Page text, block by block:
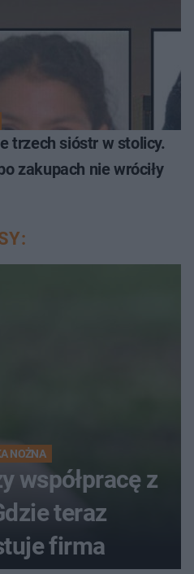
trzech sióstr w stolicy.
zakupach nie wróciły
NOŻNA
współpracę z
teraz
firma